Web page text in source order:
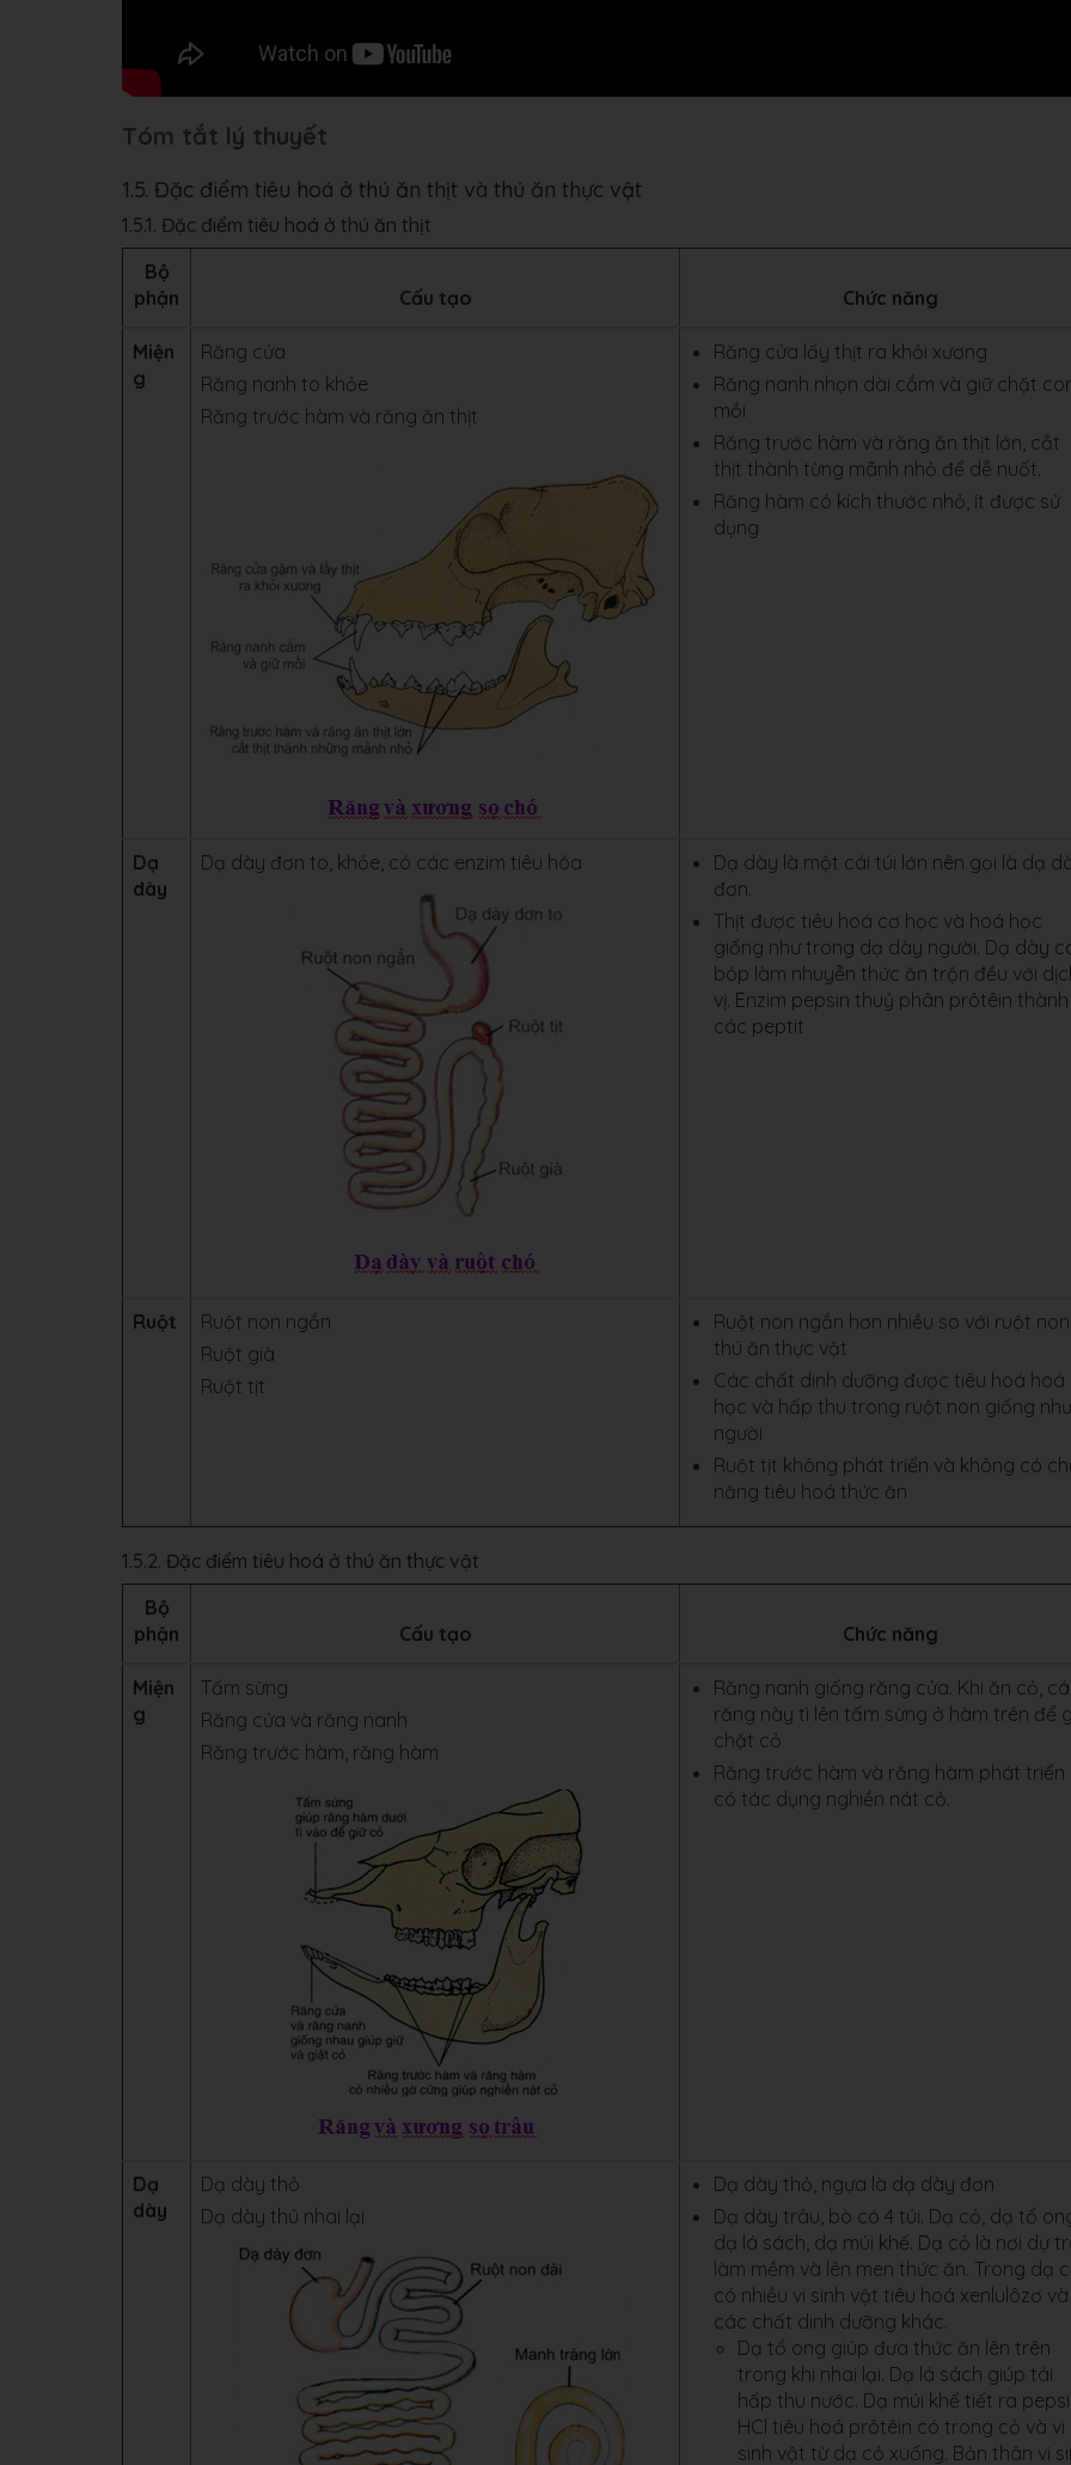
Tóm tắt lý thuyết
1.5. Đặc điểm tiêu hoá ở thú ăn thịt và thú ăn thực vật
1.5.1. Đặc điểm tiêu hoá ở thú ăn thịt
Bộ
phận
Cấu tạo Chức năng
Miện
g
Răng cửa
Răng nanh to khỏe
Răng trước hàm và răng ăn thịt
Răng cửa lấy thịt ra khỏi xương
Răng nanh nhọn dài cắm và giữ chặt
mồi
Răng trước hàm và răng ăn thịt lớn, cắt
thịt thành từng mãnh nhỏ để dễ nuốt.
Răng hàm có kích thước nhỏ, ít được sử
dụng
Dạ
dày
Dạ dày đơn to, khỏe, có các enzim tiêu hóa
Dạ dày là một cái túi lớn nên gọi là dạ
đơn.
Thịt được tiêu hoá cơ học và hoá học
giống như trong dạ dày người. Dạ dày
bóp làm nhuyễn thức ăn trộn đều với
vị. Enzim pepsin thuỷ phân prôtêin thành
các peptit
Ruột
Ruột non ngắn
Ruột già
Ruột tịt
Ruột non ngắn hơn nhiều so với ruột non
thú ăn thực vật
Các chất dinh dưỡng được tiêu hoá hoá
học và hấp thu trong ruột non giống
người
Ruột tịt không phát triển và không có
năng tiêu hoá thức ăn
1.5.2. Đặc điểm tiêu hoá ở thú ăn thực vật
Bộ
phận
Cấu tạo Chức năng
Miện
g
Tấm sừng
Răng cửa và răng nanh
Răng trước hàm, răng hàm
Răng nanh giống răng cửa. Khi ăn cỏ,
răng này tì lên tấm sừng ở hàm trên để
chặt cỏ
Răng trước hàm và răng hàm phát triển
có tác dụng nghiền nát cỏ.
Dạ
dày
Dạ dày thỏ
Dạ dày thú nhai lại
Dạ dày thỏ, ngựa là dạ dày đơn
Dạ dày trâu, bò có 4 túi. Dạ cỏ, dạ tổ
dạ lá sách, dạ múi khế. Dạ cỏ là nơi dự
làm mềm và lên men thức ăn. Trong dạ
có nhiều vi sinh vật tiêu hoá xenlulôzơ và
các chất dinh dưỡng khác.
Dạ tổ ong giúp đưa thức ăn lên trên
trong khi nhai lại. Dạ lá sách giúp tái
hấp thu nước. Dạ múi khế tiết ra
HCl tiêu hoá prôtêin có trong cỏ và vi
sinh vật từ dạ cỏ xuống. Bản thân vi